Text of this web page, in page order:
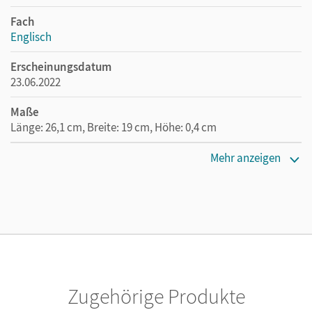
Fach
Englisch
Erscheinungsdatum
23.06.2022
Maße
Länge: 26,1 cm, Breite: 19 cm, Höhe: 0,4 cm
Mehr anzeigen
Zugehörige Produkte